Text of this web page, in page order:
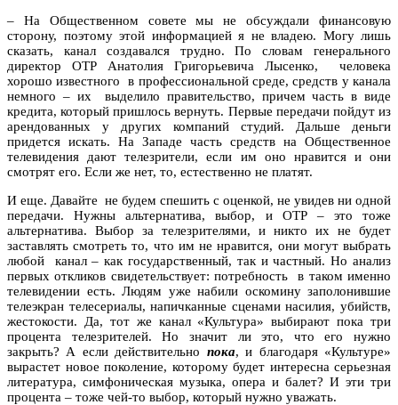
– На Общественном совете мы не обсуждали финансовую
сторону, поэтому этой информацией я не владею. Могу лишь
сказать, канал создавался трудно. По словам генерального
директор ОТР Анатолия Григорьевича Лысенко, человека
хорошо известного в профессиональной среде, средств у канала
немного – их выделило правительство, причем часть в виде
кредита, который пришлось вернуть. Первые передачи пойдут из
арендованных у других компаний студий. Дальше деньги
придется искать. На Западе часть средств на Общественное
телевидения дают телезрители, если им оно нравится и они
смотрят его. Если же нет, то, естественно не платят.
И еще. Давайте не будем спешить с оценкой, не увидев ни одной
передачи. Нужны альтернатива, выбор, и ОТР – это тоже
альтернатива. Выбор за телезрителями, и никто их не будет
заставлять смотреть то, что им не нравится, они могут выбрать
любой канал – как государственный, так и частный. Но анализ
первых откликов свидетельствует: потребность в таком именно
телевидении есть. Людям уже набили оскомину заполонившие
телеэкран телесериалы, напичканные сценами насилия, убийств,
жестокости. Да, тот же канал «Культура» выбирают пока три
процента телезрителей. Но значит ли это, что его нужно
закрыть? А если действительно пока, и благодаря «Культуре»
вырастет новое поколение, которому будет интересна серьезная
литература, симфоническая музыка, опера и балет? И эти три
процента – тоже чей-то выбор, который нужно уважать.